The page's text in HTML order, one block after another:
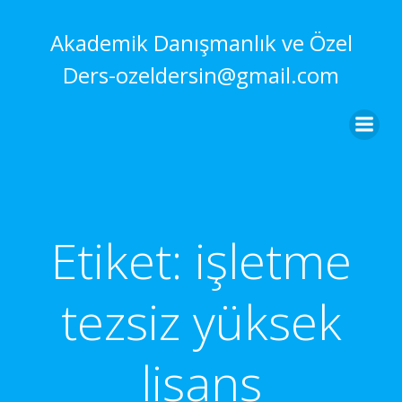
Akademik Danışmanlık ve Özel
Ders-ozeldersin@gmail.com
Etiket: işletme
tezsiz yüksek
lisans